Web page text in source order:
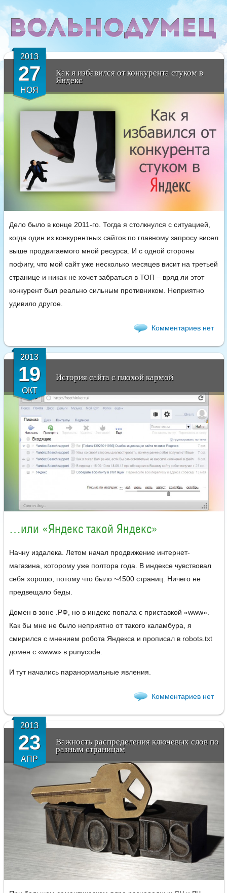
2013
27
НОЯ
Как я избавился от конкурента стуком в
Яндекс
Дело было в конце 2011-го. Тогда я столкнулся с ситуацией,
когда один из конкурентных сайтов по главному запросу висел
выше продвигаемого мной ресурса. И с одной стороны
пофигу, что мой сайт уже несколько месяцев висит на третьей
странице и никак не хочет забраться в ТОП – вряд ли этот
конкурент был реально сильным противником. Неприятно
удивило другое.
Комментариев нет
2013
19
ОКТ
История сайта с плохой кармой
…или «Яндекс такой Яндекс»
Начну издалека. Летом начал продвижение интернет-
магазина, которому уже полтора года. В индексе чувствовал
себя хорошо, потому что было ~4500 страниц. Ничего не
предвещало беды.
Домен в зоне .РФ, но в индекс попала с приставкой «www».
Как бы мне не было неприятно от такого каламбура, я
смирился с мнением робота Яндекса и прописал в robots.txt
домен с «www» в punycode.
И тут начались паранормальные явления.
Комментариев нет
2013
23
АПР
Важность распределения ключевых слов по
разным страницам